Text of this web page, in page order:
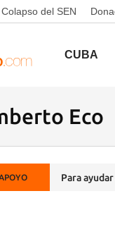
Colapso del SEN
CUBA
Eco
Para